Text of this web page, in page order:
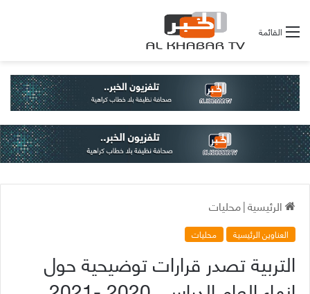
القائمة
الرئيسية|محليات
العناوين الرئيسية محليات
التربية تصدر قرارات توضيحية حول